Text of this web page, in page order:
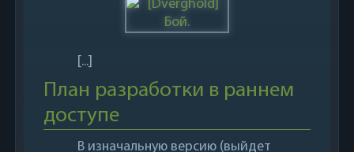
[...]
План разработки в раннем
доступе
В изначальную версию (выйдет